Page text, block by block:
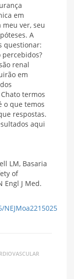
em
ver, seu
A
questionar:
renal
em
termos
o que temos
respostas.
aqui
LM, Basaria
of
Engl J Med.